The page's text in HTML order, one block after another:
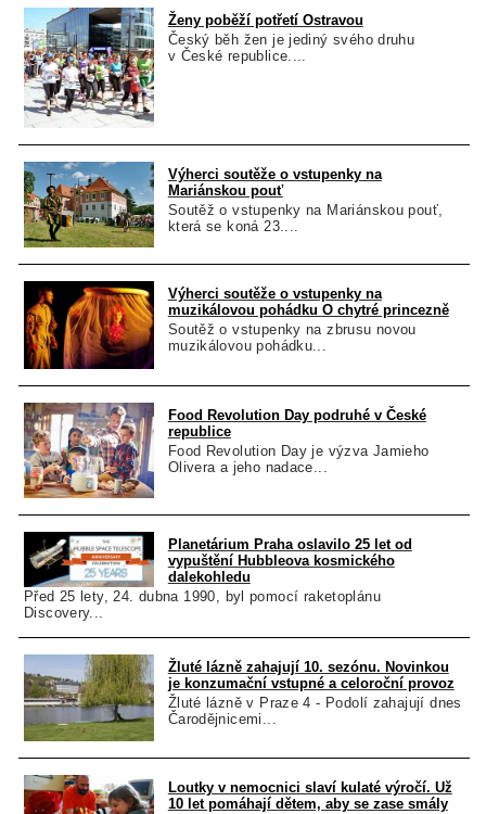
Ženy poběží potřetí Ostravou
Český běh žen je jediný svého druhu
v České republice....
Výherci soutěže o vstupenky na
Mariánskou pouť
Soutěž o vstupenky na Mariánskou pouť,
která se koná 23....
Výherci soutěže o vstupenky na
muzikálovou pohádku O chytré princezně
Soutěž o vstupenky na zbrusu novou
muzikálovou pohádku...
Food Revolution Day podruhé v České
republice
Food Revolution Day je výzva Jamieho
Olivera a jeho nadace...
Planetárium Praha oslavilo 25 let od
vypuštění Hubbleova kosmického
dalekohledu
Před 25 lety, 24. dubna 1990, byl pomocí raketoplánu
Discovery...
Žluté lázně zahajují 10. sezónu. Novinkou
je konzumační vstupné a celoroční provoz
Žluté lázně v Praze 4 - Podolí zahajují dnes
Čarodějnicemi...
Loutky v nemocnici slaví kulaté výročí. Už
10 let pomáhají dětem, aby se zase smály